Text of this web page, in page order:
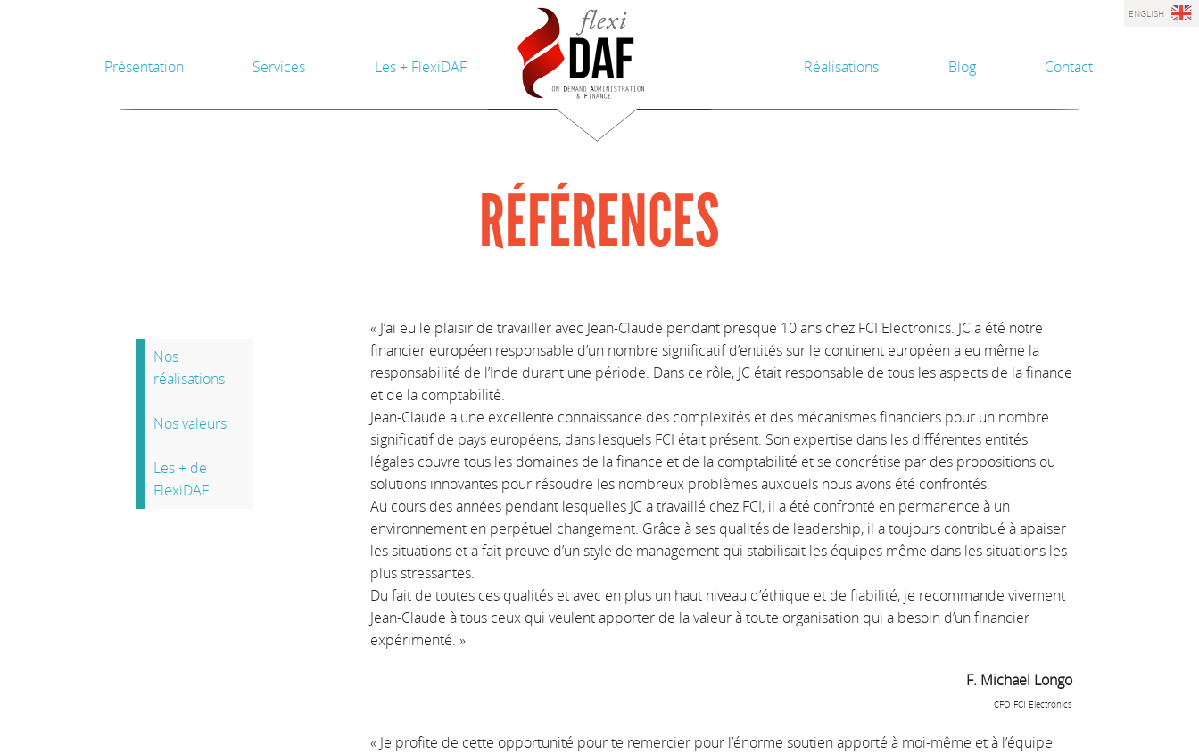
ENGLISH
Présentation Services Les + FlexiDAF Contact
Blog
Réalisations
RÉFÉRENCES
Nos
réalisations
Nos valeurs
Les + de
FlexiDAF
« J’ai eu le plaisir de travailler avec Jean-Claude pendant presque 10 ans chez FCI Electronics. JC a été notre
financier européen responsable d’un nombre significatif d’entités sur le continent européen a eu même la
responsabilité de l’Inde durant une période. Dans ce rôle, JC était responsable de tous les aspects de la finance
et de la comptabilité.
Jean-Claude a une excellente connaissance des complexités et des mécanismes financiers pour un nombre
significatif de pays européens, dans lesquels FCI était présent. Son expertise dans les différentes entités
légales couvre tous les domaines de la finance et de la comptabilité et se concrétise par des propositions ou
solutions innovantes pour résoudre les nombreux problèmes auxquels nous avons été confrontés.
Au cours des années pendant lesquelles JC a travaillé chez FCI, il a été confronté en permanence à un
environnement en perpétuel changement. Grâce à ses qualités de leadership, il a toujours contribué à apaiser
les situations et a fait preuve d’un style de management qui stabilisait les équipes même dans les situations les
plus stressantes.
Du fait de toutes ces qualités et avec en plus un haut niveau d’éthique et de fiabilité, je recommande vivement
Jean-Claude à tous ceux qui veulent apporter de la valeur à toute organisation qui a besoin d’un financier
expérimenté. »
F. Michael Longo
CFO FCI Electronics
« Je profite de cette opportunité pour te remercier pour l’énorme soutien apporté à moi-même et à l’équipe